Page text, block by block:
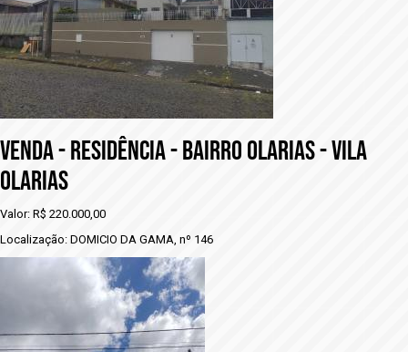
VENDA - RESIDÊNCIA - BAIRRO OLARIAS - VILA
OLARIAS
Valor: R$ 220.000,00
Localização: DOMICIO DA GAMA, nº 146